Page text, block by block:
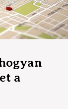
a